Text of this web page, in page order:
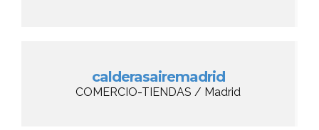
calderasairemadrid
COMERCIO-TIENDAS / Madrid